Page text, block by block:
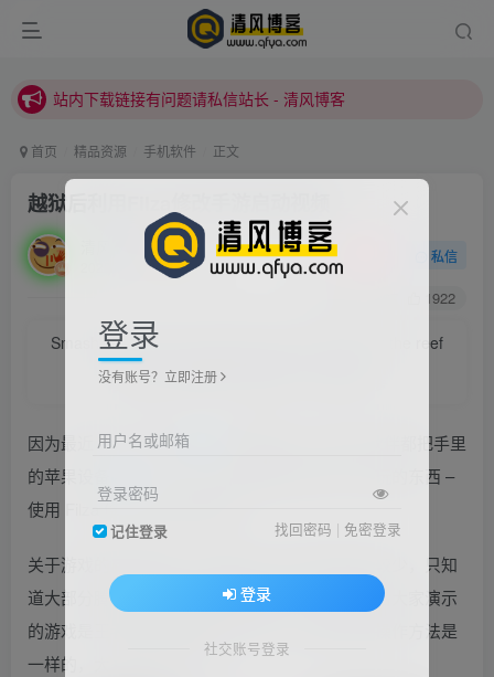
站内下载链接有问题请私信站长 - 清风博客
站内下载链接有问题请私信站长 - 清风博客
首页 精品资源 手机软件 正文
越狱后利用Filza修改手游启动视频
2022/4/14/ 04:09更新
私信
1922
Smash the waves would rather get in the way of the reef
hill, also not willing to take a step back.
海浪宁可在挡路的礁山上撞得粉碎，也不肯后退一步
因为最近 iOS 14 系统越狱
工具的发布，很多小伙伴都把手里
的苹果设备
了，今天少年就跟大家分享个好玩的东西 –
使用 Filza 修改手游启动动画。
关于游戏的启动动画，因为我本人玩手机游戏比较少，只知
道大部分腾讯游戏都是有启动动画的，所以今天给大家演示
的游戏是王者荣耀这款国民级手游，其他游戏的操作方法是
一样的，大家先看下效果：
登录
没有账号？立即注册
用户名或邮箱
登录密码
记住登录 找回密码 | 免密登录
登录
社交账号登录